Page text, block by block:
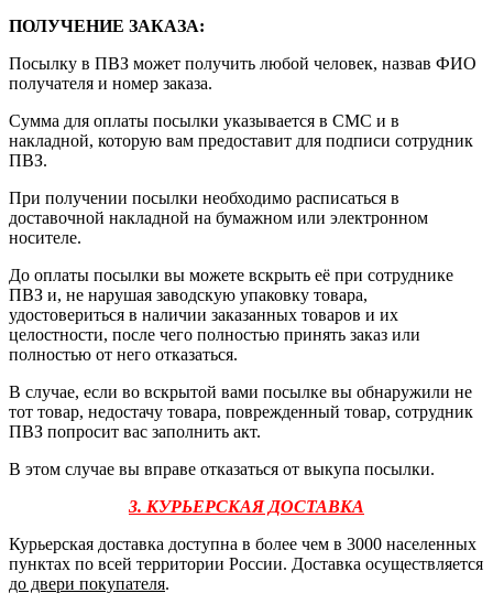
ПОЛУЧЕНИЕ ЗАКАЗА:
Посылку в ПВЗ может получить любой человек, назвав ФИО
получателя и номер заказа.
Сумма для оплаты посылки указывается в СМС и в
накладной, которую вам предоставит для подписи сотрудник
ПВЗ.
При получении посылки необходимо расписаться в
доставочной накладной на бумажном или электронном
носителе.
До оплаты посылки вы можете вскрыть её при сотруднике
ПВЗ и, не нарушая заводскую упаковку товара,
удостовериться в наличии заказанных товаров и их
целостности, после чего полностью принять заказ или
полностью от него отказаться.
В случае, если во вскрытой вами посылке вы обнаружили не
тот товар, недостачу товара, поврежденный товар, сотрудник
ПВЗ попросит вас заполнить акт.
В этом случае вы вправе отказаться от выкупа посылки.
3. КУРЬЕРСКАЯ ДОСТАВКА
Курьерская доставка доступна в более чем в 3000 населенных
пунктах по всей территории России. Доставка осуществляется
до двери покупателя.